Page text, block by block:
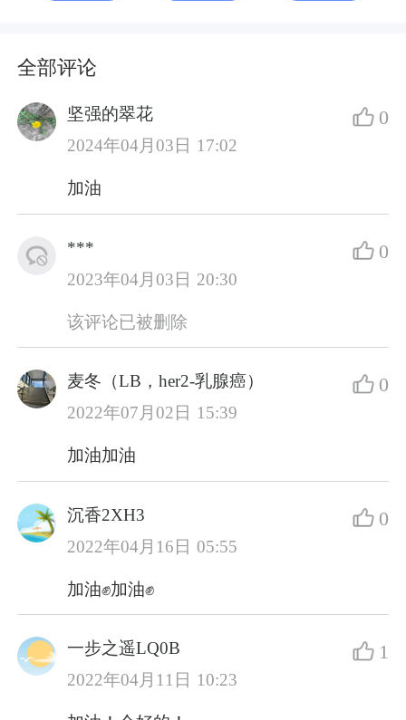
全部评论
坚强的翠花
2024年04月03日 17:02
0
加油
***
2023年04月03日 20:30
0
该评论已被删除
麦冬（LB，her2-乳腺癌）
2022年07月02日 15:39
0
加油加油
沉香2XH3
2022年04月16日 05:55
0
加油✊加油✊
一步之遥LQ0B
2022年04月11日 10:23
1